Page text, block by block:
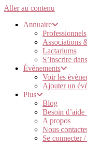
Aller au contenu
Annuaire
Professionnels
Associations
Lactariums
S’inscrire
Évènements
Voir les
Ajouter un
Plus
Blog
Besoin d’aide
A propos
Nous
Se connecter